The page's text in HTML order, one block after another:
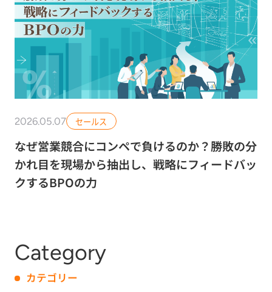
2026.05.07 セールス
なぜ営業競合にコンペで負けるのか？勝敗の分
かれ目を現場から抽出し、戦略にフィードバッ
クするBPOの力
Category
カテゴリー